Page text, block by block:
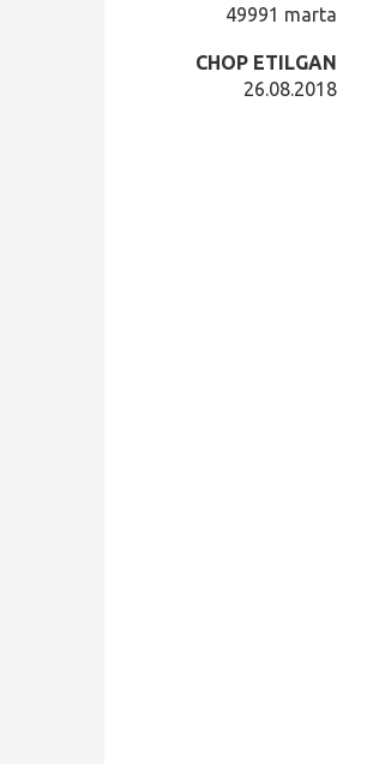
49991 marta
CHOP ETILGAN
26.08.2018